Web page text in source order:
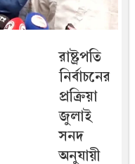
রাষ্ট্রপতি
নির্বাচনের
প্রক্রিয়া
জুলাই
সনদ
অনুযায়ী